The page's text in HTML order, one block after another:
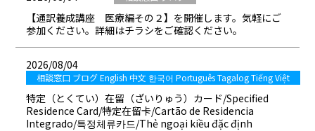
【通訳養成講座 医療編その２】を開催します。気軽にご
参加ください。詳細はチラシをご確認ください。
2026/08/04
相談窓口 ブログ English 中文 한국어 Português Tagalog Tiếng Việt
特定（とくてい）在留（ざいりゅう）カード/Specified
Residence Card/特定在留卡/Cartão de Residencia
Integrado/특정체류카드/Thẻ ngoại kiều đặc định